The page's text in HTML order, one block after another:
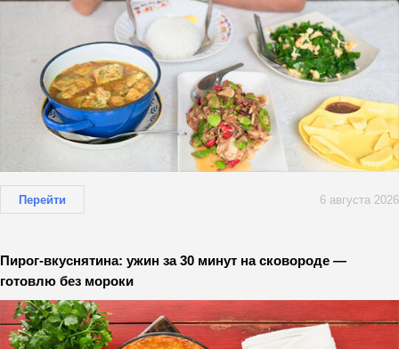
Перейти 6 августа 2026
Пирог-вкуснятина: ужин за 30 минут на сковороде —
готовлю без мороки